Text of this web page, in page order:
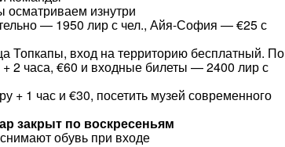
изнутри
— 1950 лир с чел., Айя-София — €25 с
Топкапы, вход на территорию бесплатный. По
2 часа, €60 и входные билеты — 2400 лир с
+ 1 час и €30, посетить музей современного
закрыт по воскресеньям
обувь при входе